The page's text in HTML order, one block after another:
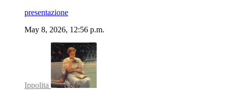
presentazione
May 8, 2026, 12:56 p.m.
Ippolita